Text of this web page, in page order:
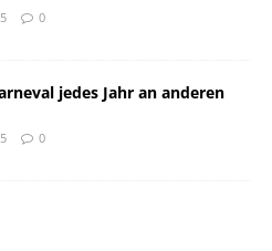
0
jedes Jahr an anderen
0